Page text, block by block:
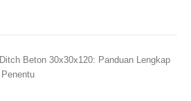
Beton 30x30x120: Panduan Lengkap